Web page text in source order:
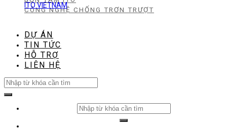
CÔNG NGHỆ CHỐNG TRƠN TRƯỢT
DỰ ÁN
TIN TỨC
HỖ TRỢ
LIÊN HỆ
Search
for:
Search
for:
ITO VIETNAM